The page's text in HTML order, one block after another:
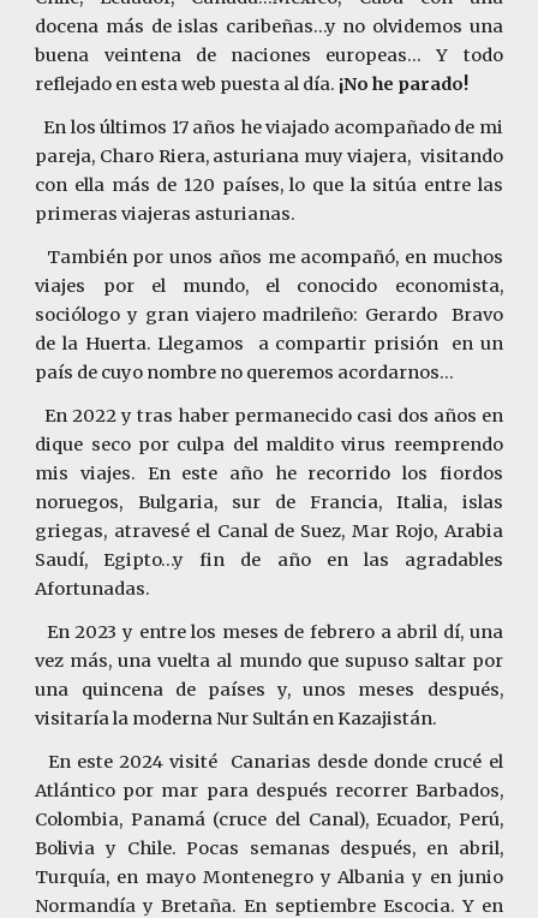
docena más de islas caribeñas...y no olvidemos una
buena veintena de naciones europeas... Y todo
reflejado en esta web puesta al día. ¡No he parado!
En los últimos 17 años he viajado acompañado de mi
pareja, Charo Riera, asturiana muy viajera, visitando
con ella más de 120 países, lo que la sitúa entre las
primeras viajeras asturianas.
También por unos años me acompañó, en muchos
viajes por el mundo, el conocido economista,
sociólogo y gran viajero madrileño: Gerardo Bravo
de la Huerta. Llegamos a compartir prisión en un
país de cuyo nombre no queremos acordarnos...
En 2022 y tras haber permanecido casi dos años en
dique seco por culpa del maldito virus reemprendo
mis viajes. En este año he recorrido los fiordos
noruegos, Bulgaria, sur de Francia, Italia, islas
griegas, atravesé el Canal de Suez, Mar Rojo, Arabia
Saudí, Egipto…y fin de año en las agradables
Afortunadas.
En 2023 y entre los meses de febrero a abril dí, una
vez más, una vuelta al mundo que supuso saltar por
una quincena de países y, unos meses después,
visitaría la moderna Nur Sultán en Kazajistán.
En este 2024 visité Canarias desde donde crucé el
Atlántico por mar para después recorrer Barbados,
Colombia, Panamá (cruce del Canal), Ecuador, Perú,
Bolivia y Chile. Pocas semanas después, en abril,
Turquía, en mayo Montenegro y Albania y en junio
Normandía y Bretaña. En septiembre Escocia. Y en